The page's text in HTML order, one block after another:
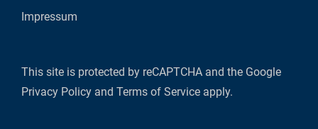
Impressum
This site is protected by reCAPTCHA and the Google
Privacy Policy and Terms of Service apply.